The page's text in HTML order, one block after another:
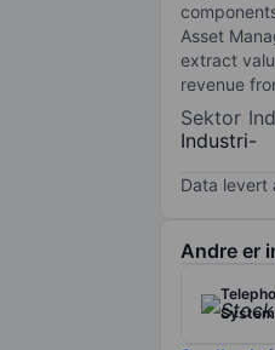
Asset
extract
revenue
Sektor
Industri-
Data levert
Andre er